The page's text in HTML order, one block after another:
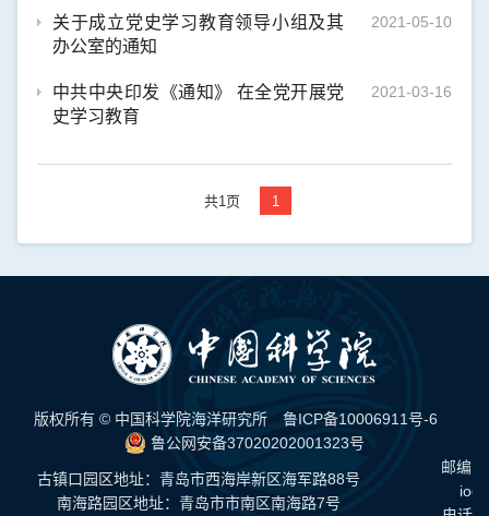
2021-05-10
关于成立党史学习教育领导小组及其
办公室的通知
2021-03-16
中共中央印发《通知》 在全党开展党
史学习教育
共1页 1
版权所有 © 中国科学院海洋研究所 鲁ICP备10006911号-6
鲁公网安备37020202001323号
古镇口园区地址：青岛市西海岸新区海军路88号
南海路园区地址：青岛市市南区南海路7号
邮编